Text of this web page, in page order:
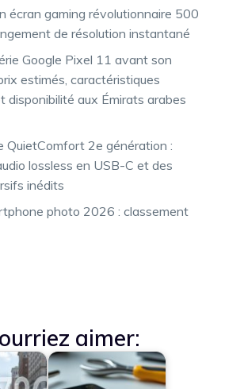
écran gaming révolutionnaire 500
de résolution instantané
Google Pixel 11 avant son
estimés, caractéristiques
disponibilité aux Émirats arabes
QuietComfort 2e génération :
lossless en USB-C et des
inédits
photo 2026 : classement
aimer: